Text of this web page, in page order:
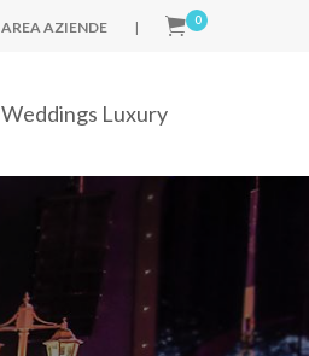
AREA AZIENDE | 0
Weddings Luxury